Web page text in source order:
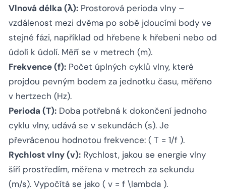
Vlnová délka (λ): Prostorová perioda vlny –
vzdálenost mezi dvěma po sobě jdoucími body ve
stejné fázi, například od hřebene k hřebeni nebo od
údolí k údolí. Měří se v metrech (m).
Frekvence (f): Počet úplných cyklů vlny, které
projdou pevným bodem za jednotku času, měřeno
v hertzech (Hz).
Perioda (T): Doba potřebná k dokončení jednoho
cyklu vlny, udává se v sekundách (s). Je
převrácenou hodnotou frekvence: ( T = 1/f ).
Rychlost vlny (v): Rychlost, jakou se energie vlny
šíří prostředím, měřena v metrech za sekundu
(m/s). Vypočítá se jako ( v = f \lambda ).